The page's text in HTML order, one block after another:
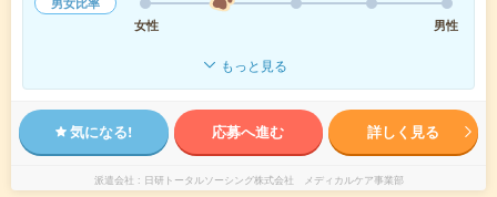
女性
男性
もっと見る
気になる! 応募へ進む 詳しく見る
派遣会社 日研トータルソーシング株式会社 メディカルケア事業部